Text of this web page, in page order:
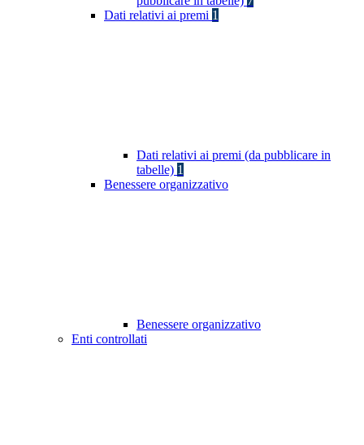
Dati relativi ai premi 1
Dati relativi ai premi (da pubblicare in
tabelle) 1
Benessere organizzativo
Benessere organizzativo
Enti controllati